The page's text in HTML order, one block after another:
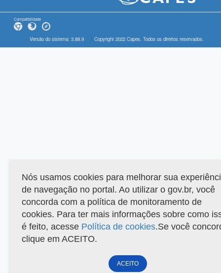
Compatibilidade
Versão do sistema: 3.88.9 Copyright 2022 Capes. Todos os direitos reservados.
Nós usamos cookies para melhorar sua
de navegação no portal. Ao utilizar o gov.br, você
concorda com a política de monitoramento de
cookies. Para ter mais informações sobre como
é feito, acesse Política de cookies.Se você
clique em ACEITO.
ACEITO